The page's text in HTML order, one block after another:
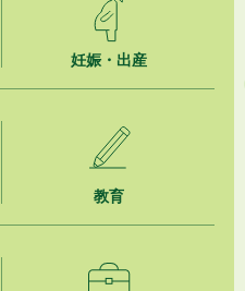
妊娠・出産
教育